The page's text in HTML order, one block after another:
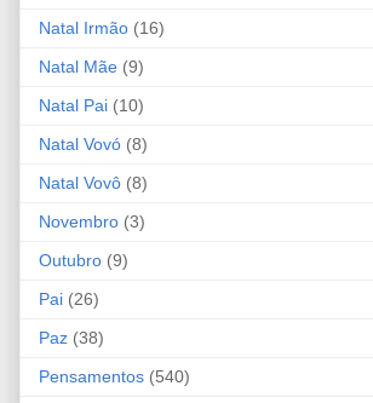
Natal Irmão (16)
Natal Mãe (9)
Natal Pai (10)
Natal Vovó (8)
Natal Vovô (8)
Novembro (3)
Outubro (9)
Pai (26)
Paz (38)
Pensamentos (540)